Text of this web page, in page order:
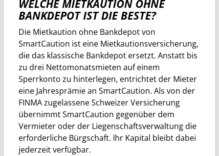
WELCHE MIETKAUTION OHNE
BANKDEPOT IST DIE BESTE?
Die Mietkaution ohne Bankdepot von
SmartCaution ist eine Mietkautionsversicherung,
die das klassische Bankdepot ersetzt. Anstatt bis
zu drei Nettomonatsmieten auf einem
Sperrkonto zu hinterlegen, entrichtet der Mieter
eine Jahresprämie an SmartCaution. Als von der
FINMA zugelassene Schweizer Versicherung
übernimmt SmartCaution gegenüber dem
Vermieter oder der Liegenschaftsverwaltung die
erforderliche Bürgschaft. Ihr Kapital bleibt dabei
jederzeit verfügbar.